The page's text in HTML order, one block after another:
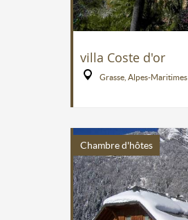
villa Coste d'or
Grasse, Alpes-Maritimes
Chambre d'hôtes